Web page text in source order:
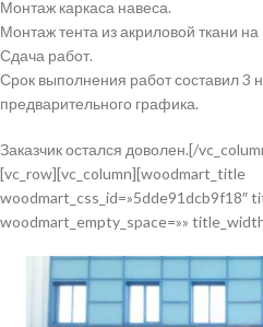
Монтаж каркаса навеса.
Монтаж тента из акриловой ткани на
Сдача работ.
Срок выполнения работ составил 3
предварительного графика.
Заказчик остался доволен.[/
[vc_row][vc_column][woodmart_title
woodmart_css_id=»5dde91dcb9f18″
woodmart_empty_space=»»